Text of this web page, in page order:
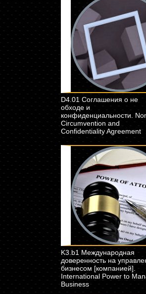
D4.01 Соглашения о не
обходе и
конфиденциальности.
Circumvention and
Confidentiality Agreement
K3.b1 Международная
доверенность на
бизнесом [компанией].
International Power to
Business